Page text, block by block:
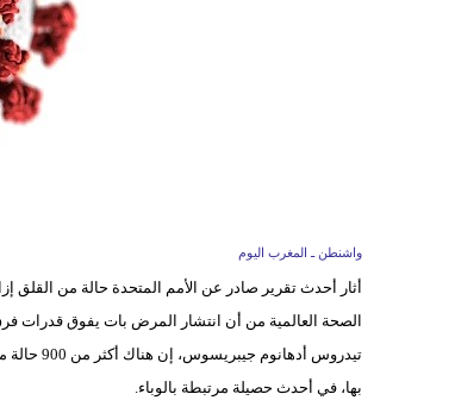
واشنطن ـ المغرب اليوم
أثار أحدث تقرير صادر عن الأمم المتحدة حالة من القلق
الصحة العالمية من أن انتشار المرض بات يفوق قدرات
تيدروس أدهانوم جيبريسوس، إن هناك أكثر من 900 حالة مشتبه بها مرتبطة بسلالة «بونديبوغيو» من
بها، في أحدث حصيلة مرتبطة بالوباء.